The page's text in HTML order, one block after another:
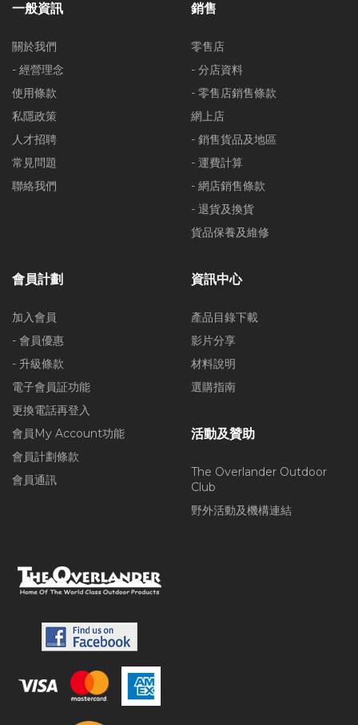
一般資訊
關於我們
- 經營理念
使用條款
私隱政策
人才招聘
常見問題
聯絡我們
銷售
零售店
- 分店資料
- 零售店銷售條款
網上店
- 銷售貨品及地區
- 運費計算
- 網店銷售條款
- 退貨及換貨
貨品保養及維修
會員計劃
加入會員
- 會員優惠
- 升級條款
電子會員証功能
更換電話再登入
會員My Account功能
會員計劃條款
會員通訊
資訊中心
產品目錄下載
影片分享
材料說明
選購指南
活動及贊助
The Overlander Outdoor
Club
野外活動及機構連結